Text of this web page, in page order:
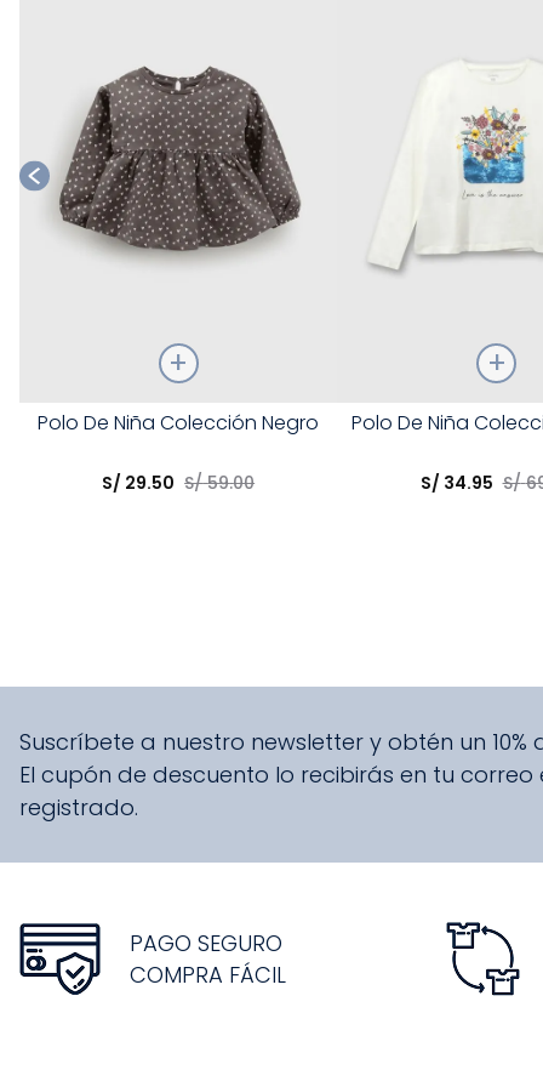
Talla
Polo De Niña Colección Negro
S/ 29.50 S/ 59.00
Talla
Polo De Niña
S/ 34.95 S/
Suscríbete a nuestro newsletter y obtén un
El cupón de descuento lo recibirás en tu
registrado.
PAGO SEGURO
COMPRA FÁCIL